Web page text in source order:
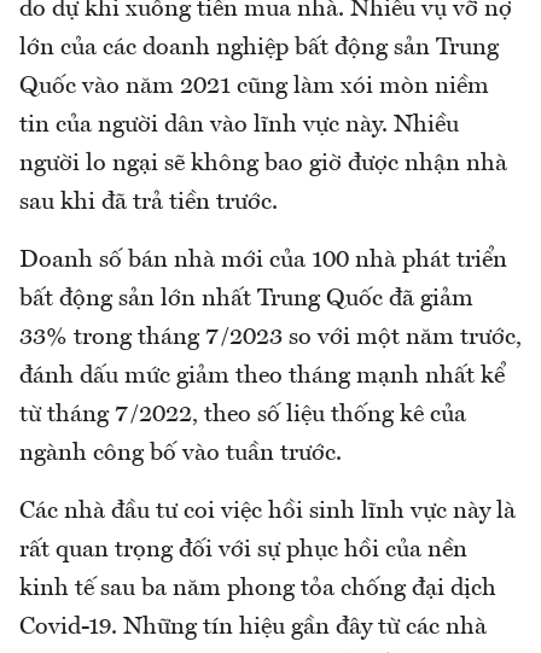
do dự khi xuống tiền mua nhà. Nhiều vụ vỡ nợ
lớn của các doanh nghiệp bất động sản Trung
Quốc vào năm 2021 cũng làm xói mòn niềm
tin của người dân vào lĩnh vực này. Nhiều
người lo ngại sẽ không bao giờ được nhận nhà
sau khi đã trả tiền trước.
Doanh số bán nhà mới của 100 nhà phát triển
bất động sản lớn nhất Trung Quốc đã giảm
33% trong tháng 7/2023 so với một năm trước,
đánh dấu mức giảm theo tháng mạnh nhất kể
từ tháng 7/2022, theo số liệu thống kê của
ngành công bố vào tuần trước.
Các nhà đầu tư coi việc hồi sinh lĩnh vực này là
rất quan trọng đối với sự phục hồi của nền
kinh tế sau ba năm phong tỏa chống đại dịch
Covid-19. Những tín hiệu gần đây từ các nhà